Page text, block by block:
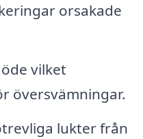
orsakade
vilket
översvämningar.
lukter från